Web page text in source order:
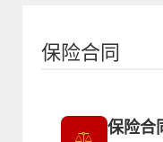
保险合同